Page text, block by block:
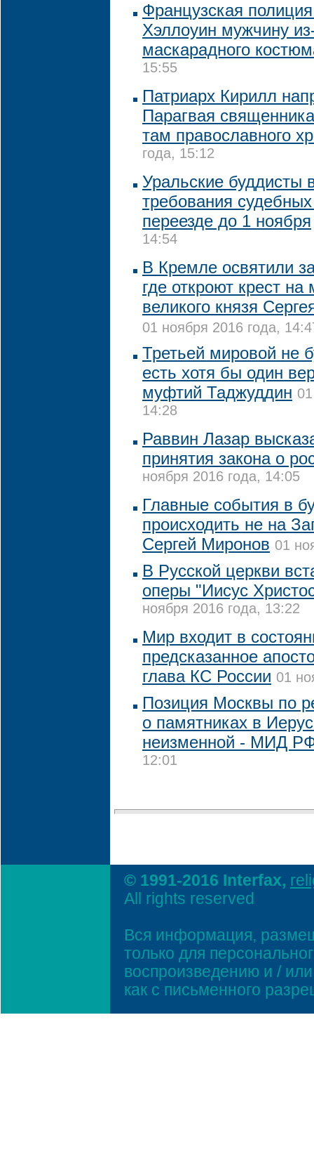
Французская
Хэллоуин мужчину
маскарадного
15:55
Патриарх Кирилл
Парагвая
там православного
года, 15:12
Уральские буддисты
требования
переезде до 1 ноября
14:54
В Кремле освятили
где откроют крест на
великого князя
01 ноября 2016 года,
Третьей мировой не
есть хотя бы один
муфтий Таджуддин
14:28
Раввин Лазар
принятия закона о
ноября 2016 года, 14:05
Главные события в
происходить не на
Сергей Миронов 01
В Русской церкви
оперы "Иисус
ноября 2016 года, 13:22
Мир входит в
предсказанное
глава КС России 01
Позиция Москвы по
о памятниках в
неизменной - МИД
12:01
© 1991-2016 Interfax,
All rights reserved
Вся информация,
только для
воспроизведению и /
как с письменного